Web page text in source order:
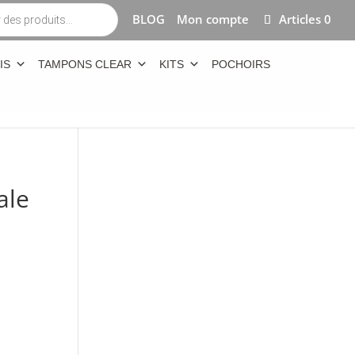
BLOG Mon compte Articles 0
TAMPONS CLEAR KITS POCHOIRS